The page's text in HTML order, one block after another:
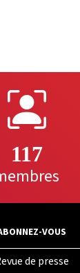
117
VOUS
de presse